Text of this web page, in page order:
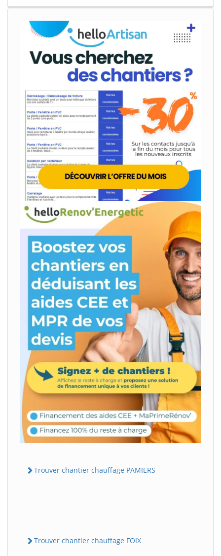
Trouver chantier chauffage PAMIERS
Trouver chantier chauffage FOIX